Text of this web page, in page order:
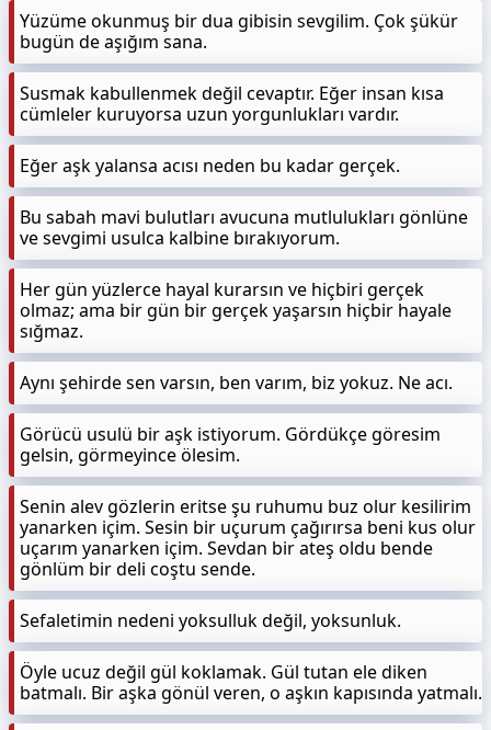
Yüzüme okunmuş bir dua gibisin sevgilim. Çok şükür
bugün de aşığım sana.
Susmak kabullenmek değil cevaptır. Eğer insan kısa
cümleler kuruyorsa uzun yorgunlukları vardır.
Eğer aşk yalansa acısı neden bu kadar gerçek.
Bu sabah mavi bulutları avucuna mutlulukları gönlüne
ve sevgimi usulca kalbine bırakıyorum.
Her gün yüzlerce hayal kurarsın ve hiçbiri gerçek
olmaz; ama bir gün bir gerçek yaşarsın hiçbir hayale
sığmaz.
Aynı şehirde sen varsın, ben varım, biz yokuz. Ne acı.
Görücü usulü bir aşk istiyorum. Gördükçe göresim
gelsin, görmeyince ölesim.
Senin alev gözlerin eritse şu ruhumu buz olur kesilirim
yanarken içim. Sesin bir uçurum çağırırsa beni kus olur
uçarım yanarken içim. Sevdan bir ateş oldu bende
gönlüm bir deli coştu sende.
Sefaletimin nedeni yoksulluk değil, yoksunluk.
Öyle ucuz değil gül koklamak. Gül tutan ele diken
batmalı. Bir aşka gönül veren, o aşkın kapısında yatmalı.